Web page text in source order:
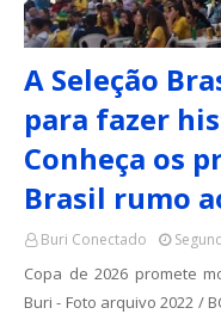
A Seleção
para fazer
Conheça os
Brasil rumo
Buri Conectado
Copa de 2026 promete
Buri - Foto arquivo 2022 /